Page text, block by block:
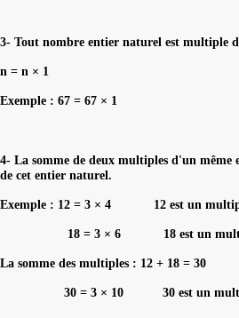
3- Tout nombre entier naturel est multiple
n = n × 1
Exemple : 67 = 67 × 1
4- La somme de deux multiples d'un
de cet entier naturel.
Exemple : 12 = 3 × 4 12 est un
18 = 3 × 6 18 est un
La somme des multiples : 12 + 18 = 30
30 = 3 × 10 30 est un